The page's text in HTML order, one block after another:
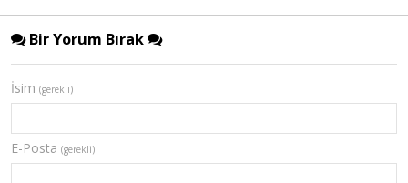
Bir Yorum Bırak
İsim (gerekli)
E-Posta (gerekli)